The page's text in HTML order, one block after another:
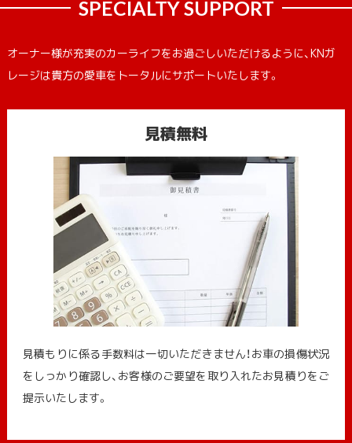
SPECIALTY SUPPORT
オーナー様が充実のカーライフをお過ごしいただけるように、KNガ
レージは貴方の愛車をトータルにサポートいたします。
見積無料
見積もりに係る手数料は一切いただきません！お車の損傷状況
をしっかり確認し、お客様のご要望を取り入れたお見積りをご
提示いたします。